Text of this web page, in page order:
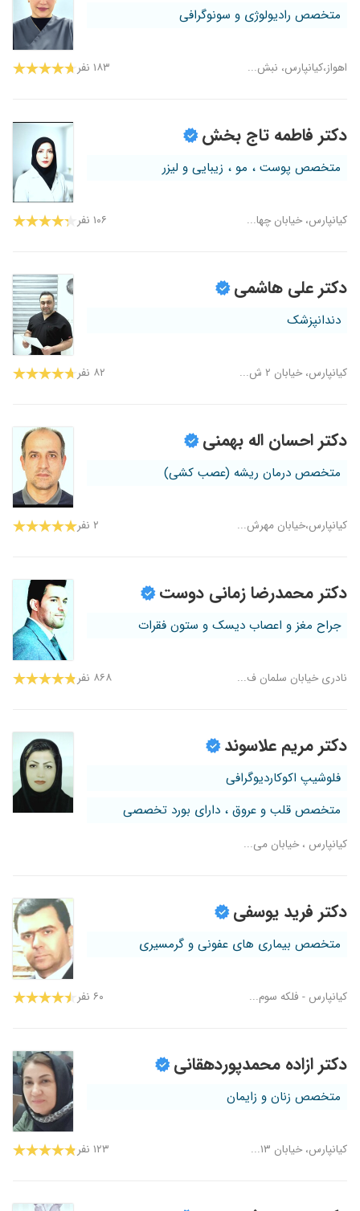
متخصص رادیولوژی و سونوگرافی
اهواز،کیانپارس، نبش... ۱۸۳ نفر
دکتر فاطمه تاج بخش
متخصص پوست ، مو ، زیبایی و لیزر
کیانپارس، خیابان چها... ۱۰۶ نفر
دکتر علی هاشمی
دندانپزشک
کیانپارس، خیابان ۲ ش... ۸۲ نفر
دکتر احسان اله بهمنی
متخصص درمان ریشه (عصب کشی)
کیانپارس،خیابان مهرش... ۲ نفر
دکتر محمدرضا زمانی دوست
جراح مغز و اعصاب دیسک و ستون فقرات
نادری خیابان سلمان ف... ۸۶۸ نفر
دکتر مریم علاسوند
فلوشیپ اکوکاردیوگرافی
متخصص قلب و عروق ، دارای بورد تخصصی
کیانپارس ، خیابان می...
دکتر فرید یوسفی
متخصص بیماری های عفونی و گرمسیری
کیانپارس - فلکه سوم... ۶۰ نفر
دکتر ازاده محمدپوردهقانی
متخصص زنان و زایمان
کیانپارس، خیابان ۱۳... ۱۲۳ نفر